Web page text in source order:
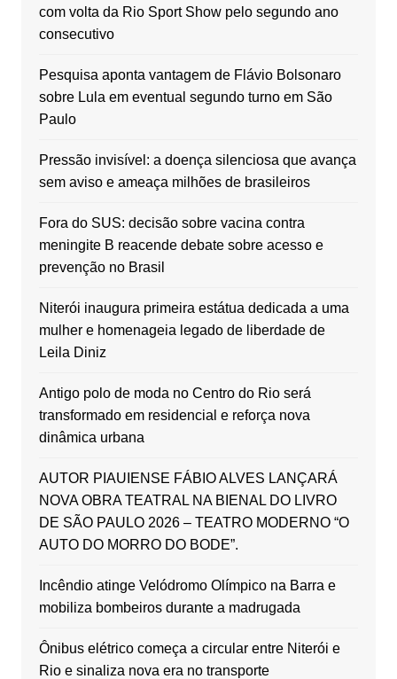
com volta da Rio Sport Show pelo segundo ano
consecutivo
Pesquisa aponta vantagem de Flávio Bolsonaro
sobre Lula em eventual segundo turno em São
Paulo
Pressão invisível: a doença silenciosa que avança
sem aviso e ameaça milhões de brasileiros
Fora do SUS: decisão sobre vacina contra
meningite B reacende debate sobre acesso e
prevenção no Brasil
Niterói inaugura primeira estátua dedicada a uma
mulher e homenageia legado de liberdade de
Leila Diniz
Antigo polo de moda no Centro do Rio será
transformado em residencial e reforça nova
dinâmica urbana
AUTOR PIAUIENSE FÁBIO ALVES LANÇARÁ
NOVA OBRA TEATRAL NA BIENAL DO LIVRO
DE SÃO PAULO 2026 – TEATRO MODERNO “O
AUTO DO MORRO DO BODE”.
Incêndio atinge Velódromo Olímpico na Barra e
mobiliza bombeiros durante a madrugada
Ônibus elétrico começa a circular entre Niterói e
Rio e sinaliza nova era no transporte